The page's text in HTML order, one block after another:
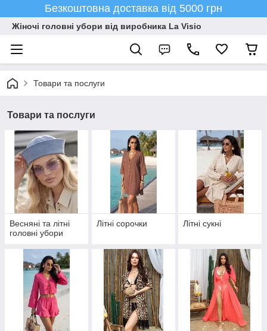
Безкоштовна доставка від 5000 грн
Жіночі головні убори від виробника La Visio
Товари та послуги
Товари та послуги
Весняні та літні
головні убори
Літні сорочки Літні сукні